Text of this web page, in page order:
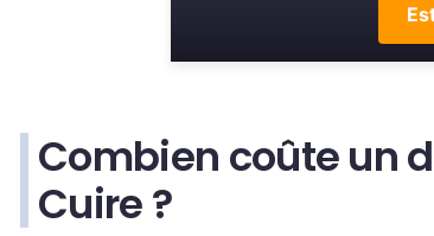
Combien coûte un
Cuire ?